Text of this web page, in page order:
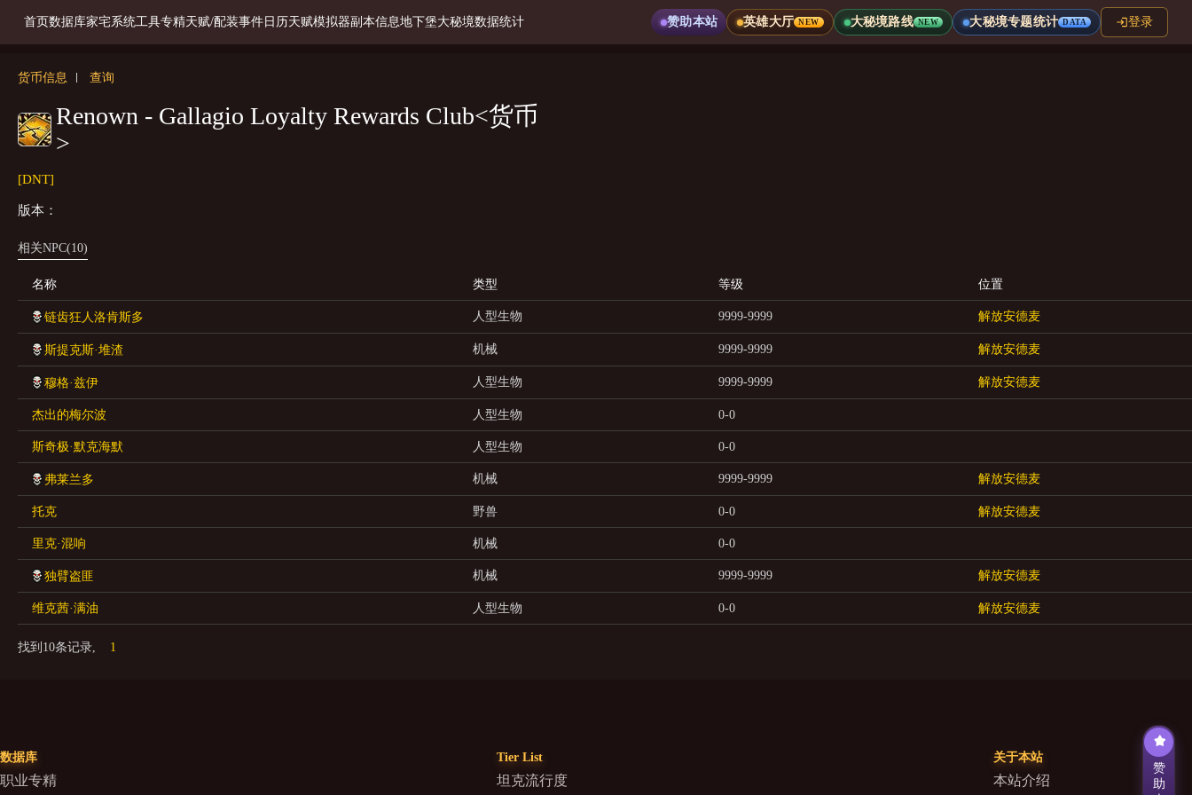
首页数据库家宅系统工具专精天赋/配装事件日历天赋模拟器副本信息地下堡大秘境数据统计 赞助本站 英雄大厅 NEW 大秘境路线 NEW 大秘境专题统计 DATA 登录
货币信息 查询
Renown - Gallagio Loyalty Rewards Club<货币
>
[DNT]
版本：
相关NPC(10)
名称 类型 等级 位置
链齿狂人洛肯斯多 人型生物 9999-9999 解放安德麦
斯提克斯·堆渣 机械 9999-9999 解放安德麦
穆格·兹伊 人型生物 9999-9999 解放安德麦
杰出的梅尔波 人型生物 0-0
斯奇极·默克海默 人型生物 0-0
弗莱兰多 机械 9999-9999 解放安德麦
托克 野兽 0-0 解放安德麦
里克·混响 机械 0-0
独臂盗匪 机械 9999-9999 解放安德麦
维克茜·满油 人型生物 0-0 解放安德麦
找到10条记录, 1
数据库
职业专精
Tier List
坦克流行度
关于本站
本站介绍
赞
助